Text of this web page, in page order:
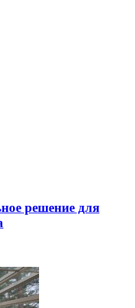
решение для